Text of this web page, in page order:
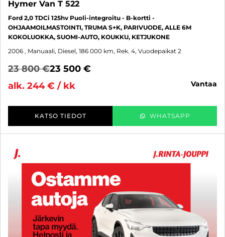
Hymer Van T 522
Ford 2,0 TDCi 125hv Puoli-integroitu - B-kortti -
OHJAAMOILMASTOINTI, TRUMA S+K, PARIVUODE, ALLE 6M
KOKOLUOKKA, SUOMI-AUTO, KOUKKU, KETJUKONE
2006 , Manuaali, Diesel, 186 000 km, Rek. 4, Vuodepaikat 2
23 800 €23 500 €
alk. 244 € / kk
vantaa
KATSO TIEDOT WHATSAPP